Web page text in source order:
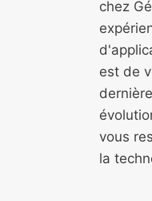
chez
est de
vous
la